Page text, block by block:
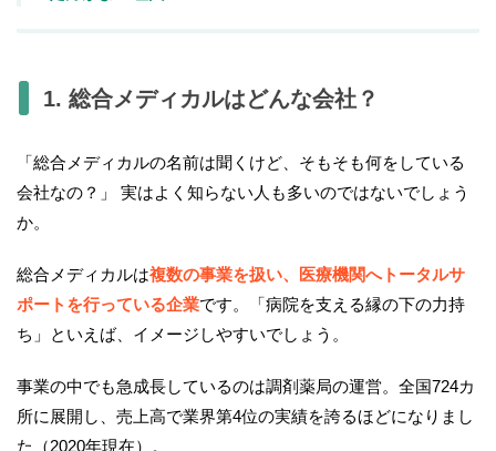
1. 総合メディカルはどんな会社？
「総合メディカルの名前は聞くけど、そもそも何をしている
会社なの？」 実はよく知らない人も多いのではないでしょう
か。
総合メディカルは複数の事業を扱い、医療機関へトータルサ
ポートを行っている企業です。「病院を支える縁の下の力持
ち」といえば、イメージしやすいでしょう。
事業の中でも急成長しているのは調剤薬局の運営。全国724カ
所に展開し、売上高で業界第4位の実績を誇るほどになりまし
た（2020年現在）。